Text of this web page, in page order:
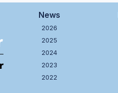
News
2026
2025
2024
2023
2022